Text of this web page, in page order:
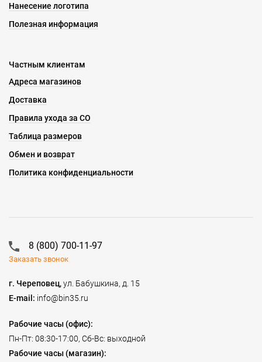
Нанесение логотипа
Полезная информация
Частным клиентам
Адреса магазинов
Доставка
Правила ухода за СО
Таблица размеров
Обмен и возврат
Политика конфиденциальности
8 (800) 700-11-97
Заказать звонок
г. Череповец,ул. Бабушкина, д. 15
E-mail: info@bin35.ru
Рабочие часы (офис):
Пн-Пт: 08:30-17:00, Сб-Вс: выходной
Рабочие часы (магазин):